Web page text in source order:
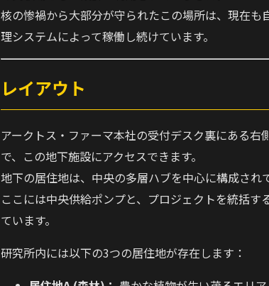
核の惨禍から大部分が守られたこの場所は、現在も
理システムによって稼働し続けています。
レイアウト
アークトス・ファーマ本社の受付デスク裏にある右
で、この地下施設にアクセスできます。
地下の居住地は、中央の多層ハブを中心に構成され
ここには中央供給ポンプと、プロジェクトを統括す
ています。
研究所内には以下の3つの居住地が存在します：